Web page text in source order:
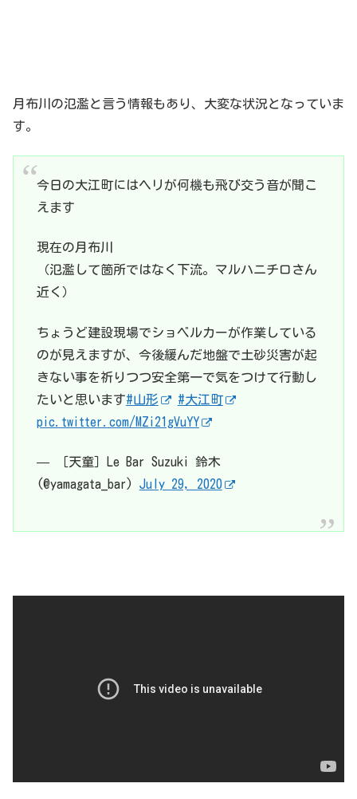
月布川の氾濫と言う情報もあり、大変な状況となっていま
す。
今日の大江町にはヘリが何機も飛び交う音が聞こ
えます
現在の月布川
（氾濫して箇所ではなく下流。マルハニチロさん
近く）
ちょうど建設現場でショベルカーが作業している
のが見えますが、今後緩んだ地盤で土砂災害が起
きない事を祈りつつ安全第一で気をつけて行動し
たいと思います#山形
#大江町
pic.twitter.com/MZi21gVuYY
— ［天童］Le Bar Suzuki 鈴木
(@yamagata_bar) July 29, 2020